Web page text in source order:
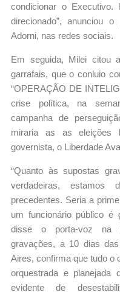
condicionar o Executivo.
direcionado”, anunciou
Adorni, nas redes sociais.
Em seguida, Milei citou
garrafais, que o conluio
“OPERAÇÃO DE
crise política, na
campanha de
miraria as as eleições
governista, o Liberdade
“Quanto às supostas
verdadeiras,
precedentes. Seria a
um funcionário público é
disse o porta-voz na
gravações, a 10 dias
Aires, confirma que tudo o
orquestrada e planejada
evidente de